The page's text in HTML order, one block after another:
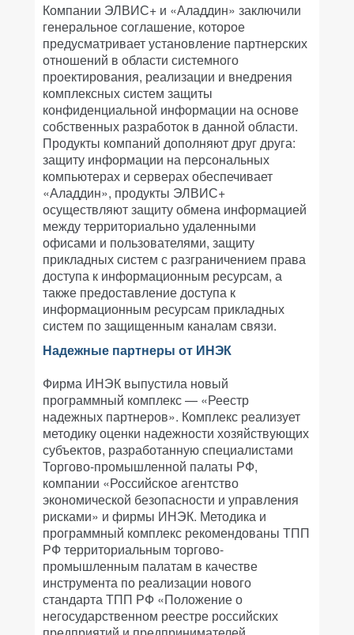
Компании ЭЛВИС+ и «Аладдин» заключили
генеральное соглашение, которое
предусматривает установление партнерских
отношений в области системного
проектирования, реализации и внедрения
комплексных систем защиты
конфиденциальной информации на основе
собственных разработок в данной области.
Продукты компаний дополняют друг друга:
защиту информации на персональных
компьютерах и серверах обеспечивает
«Аладдин», продукты ЭЛВИС+
осуществляют защиту обмена информацией
между территориально удаленными
офисами и пользователями, защиту
прикладных систем с разграничением права
доступа к информационным ресурсам, а
также предоставление доступа к
информационным ресурсам прикладных
систем по защищенным каналам связи.
Надежные партнеры от ИНЭК
Фирма ИНЭК выпустила новый
программный комплекс — «Реестр
надежных партнеров». Комплекс реализует
методику оценки надежности хозяйствующих
субъектов, разработанную специалистами
Торгово-промышленной палаты РФ,
компании «Российское агентство
экономической безопасности и управления
рисками» и фирмы ИНЭК. Методика и
программный комплекс рекомендованы ТПП
РФ территориальным торгово-
промышленным палатам в качестве
инструмента по реализации нового
стандарта ТПП РФ «Положение о
негосударственном реестре российских